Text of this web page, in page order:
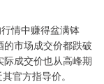
情中赚得盆满钵
市场成交价都跌破
成交价也从高峰期
官方指导价。